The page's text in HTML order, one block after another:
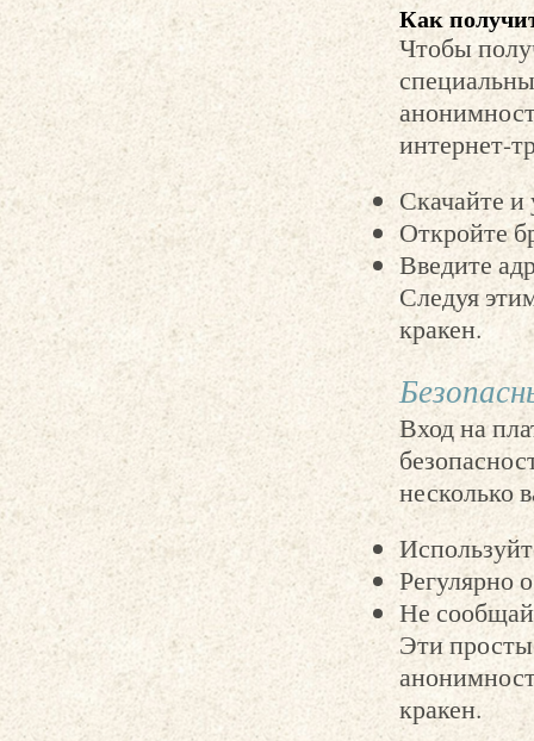
Как
Чтобы
интернет-
Скачайте и
Откройте
Введите
Следуя
кракен.
Вход на
несколько
Регулярно
Не
Эти
кракен.